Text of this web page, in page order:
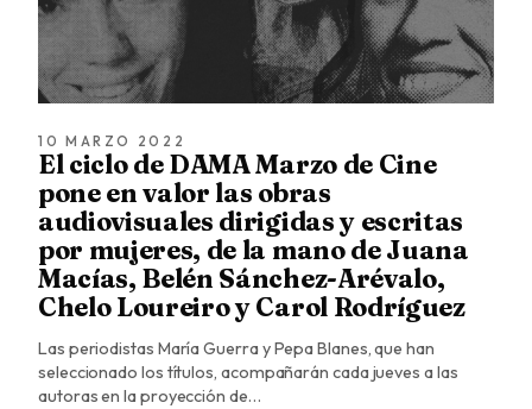
10 MARZO 2022
El ciclo de DAMA Marzo de Cine
pone en valor las obras
audiovisuales dirigidas y escritas
por mujeres, de la mano de Juana
Macías, Belén Sánchez-Arévalo,
Chelo Loureiro y Carol Rodríguez
Las periodistas María Guerra y Pepa Blanes, que han
seleccionado los títulos, acompañarán cada jueves a las
autoras en la proyección de…